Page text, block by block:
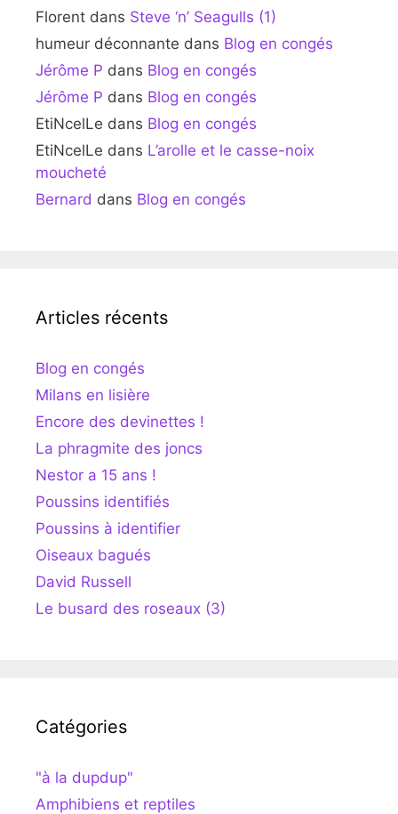
Florent dans Steve ‘n’ Seagulls (1)
humeur déconnante dans Blog en congés
Jérôme P dans Blog en congés
Jérôme P dans Blog en congés
EtiNcelLe dans Blog en congés
EtiNcelLe dans L’arolle et le casse-noix
moucheté
Bernard dans Blog en congés
Articles récents
Blog en congés
Milans en lisière
Encore des devinettes !
La phragmite des joncs
Nestor a 15 ans !
Poussins identifiés
Poussins à identifier
Oiseaux bagués
David Russell
Le busard des roseaux (3)
Catégories
"à la dupdup"
Amphibiens et reptiles